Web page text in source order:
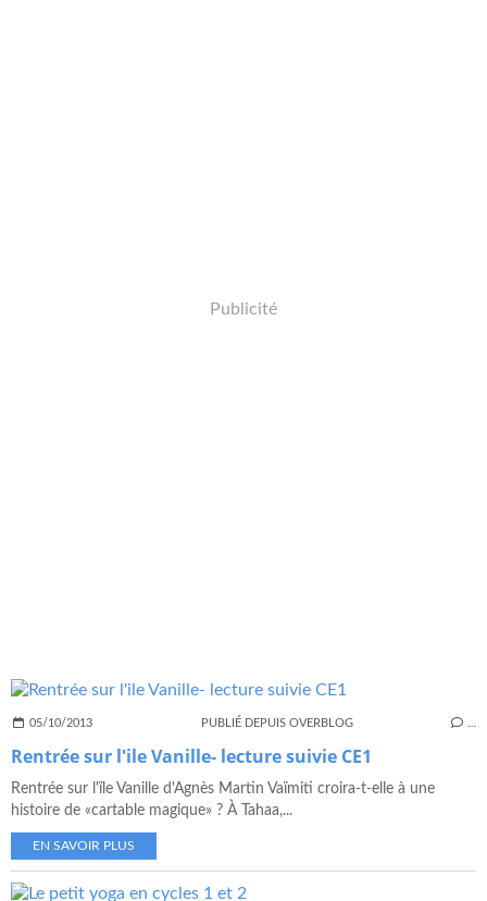
Publicité
05/10/2013 PUBLIÉ DEPUIS OVERBLOG
Rentrée sur l'ile Vanille- lecture suivie CE1
Rentrée sur l'ïle Vanille d'Agnès Martin Vaïmiti croira-t-elle à une
histoire de «cartable magique» ? À Tahaa,...
EN SAVOIR PLUS